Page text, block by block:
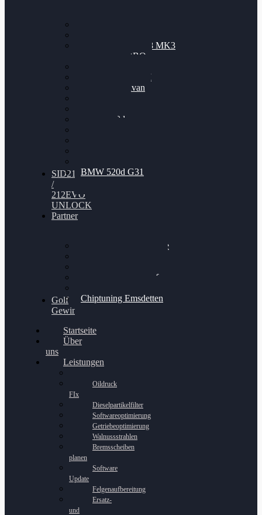
Nissan GT-R35 3.8 MK3
V6 TWINTURBO
VW Passat 2.0TDI
VW T6 Multivan
BMW 120d
BMW 520d G31
SID212
/
212EVO
UNLOCK
Partner
Bilgenroth Performance
Chiptuning Schüttorf
Chiptuning Emsdetten
Golf
Gewinnspiel
Startseite
Über
uns
Leistungen
Oildruck
FIx
Dieselpartikelfilter
Softwareoptimierung
Getriebeoptimierung
Walnussstrahlen
Bremsscheiben
planen
Software
Update
Felgenaufbereitung
Ersatz-
und